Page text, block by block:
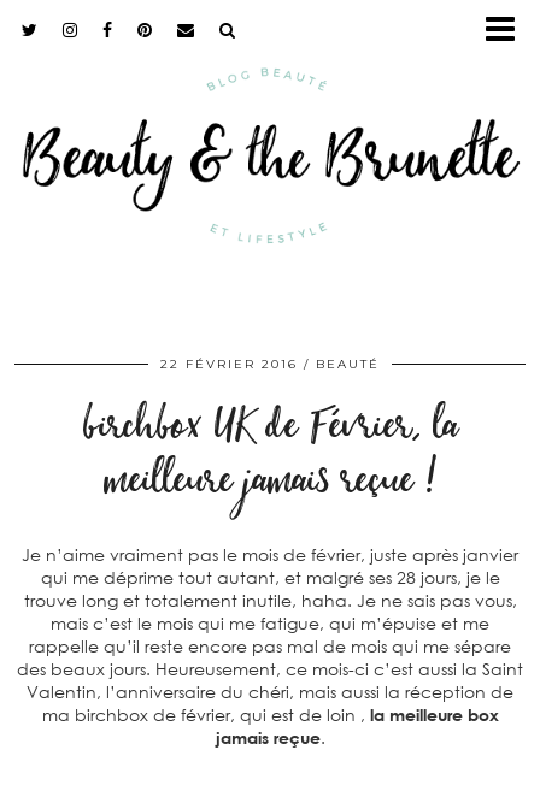
22 FÉVRIER 2016 BEAUTÉ
birchbox UK de Février, la
meilleure jamais reçue !
Je n’aime vraiment pas le mois de février, juste après janvier
qui me déprime tout autant, et malgré ses 28 jours, je le
trouve long et totalement inutile, haha. Je ne sais pas vous,
mais c’est le mois qui me fatigue, qui m’épuise et me
rappelle qu’il reste encore pas mal de mois qui me sépare
des beaux jours. Heureusement, ce mois-ci c’est aussi la Saint
Valentin, l’anniversaire du chéri, mais aussi la réception de
ma birchbox de février, qui est de loin , la meilleure box
jamais reçue.